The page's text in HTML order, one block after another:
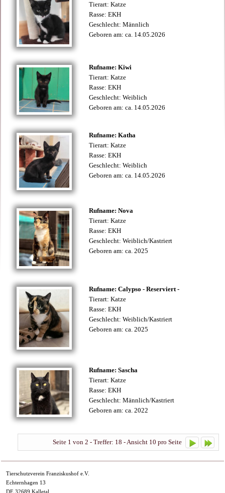
Tierart: Katze
Rasse: EKH
Geschlecht: Männlich
Geboren am: ca. 14.05.2026
Rufname: Kiwi
Tierart: Katze
Rasse: EKH
Geschlecht: Weiblich
Geboren am: ca. 14.05.2026
Rufname: Katha
Tierart: Katze
Rasse: EKH
Geschlecht: Weiblich
Geboren am: ca. 14.05.2026
Rufname: Nova
Tierart: Katze
Rasse: EKH
Geschlecht: Weiblich/Kastriert
Geboren am: ca. 2025
Rufname: Calypso - Reserviert -
Tierart: Katze
Rasse: EKH
Geschlecht: Weiblich/Kastriert
Geboren am: ca. 2025
Rufname: Sascha
Tierart: Katze
Rasse: EKH
Geschlecht: Männlich/Kastriert
Geboren am: ca. 2022
Seite 1 von 2 - Treffer: 18 - Ansicht 10 pro Seite
Tierschutzverein Franziskushof e.V.
Echternhagen 13
DE 32689 Kalletal